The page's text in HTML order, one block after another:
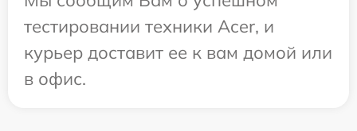
тестировании техники Acer, и
курьер доставит ее к вам домой или
в офис.